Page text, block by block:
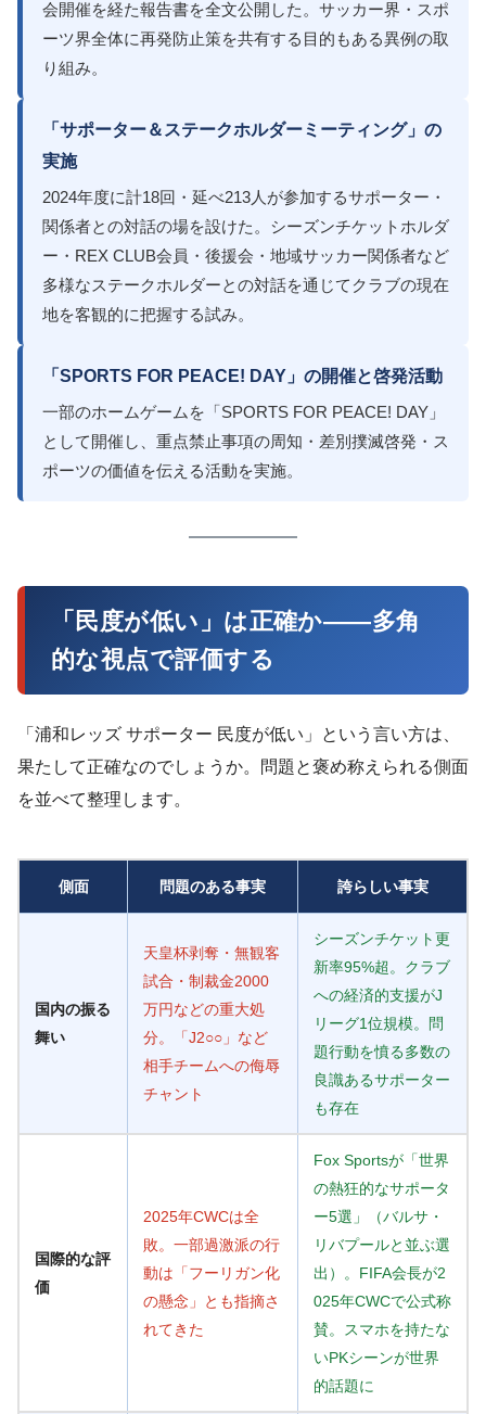
会開催を経た報告書を全文公開した。サッカー界・スポ
ーツ界全体に再発防止策を共有する目的もある異例の取
り組み。
「サポーター＆ステークホルダーミーティング」の
実施
2024年度に計18回・延べ213人が参加するサポーター・
関係者との対話の場を設けた。シーズンチケットホルダ
ー・REX CLUB会員・後援会・地域サッカー関係者など
多様なステークホルダーとの対話を通じてクラブの現在
地を客観的に把握する試み。
「SPORTS FOR PEACE! DAY」の開催と啓発活動
一部のホームゲームを「SPORTS FOR PEACE! DAY」
として開催し、重点禁止事項の周知・差別撲滅啓発・ス
ポーツの価値を伝える活動を実施。
「民度が低い」は正確か——多角
的な視点で評価する
「浦和レッズ サポーター 民度が低い」という言い方は、
果たして正確なのでしょうか。問題と褒め称えられる側面
を並べて整理します。
側面 問題のある事実 誇らしい事実
国内の振る
舞い
天皇杯剥奪・無観客
試合・制裁金2000
万円などの重大処
分。「J2○○」など
相手チームへの侮辱
チャント
シーズンチケット更
新率95%超。クラブ
への経済的支援がJ
リーグ1位規模。問
題行動を憤る多数の
良識あるサポーター
も存在
国際的な評
価
2025年CWCは全
敗。一部過激派の行
動は「フーリガン化
の懸念」とも指摘さ
れてきた
Fox Sportsが「世界
の熱狂的なサポータ
ー5選」（バルサ・
リバプールと並ぶ選
出）。FIFA会長が2
025年CWCで公式称
賛。スマホを持たな
いPKシーンが世界
的話題に